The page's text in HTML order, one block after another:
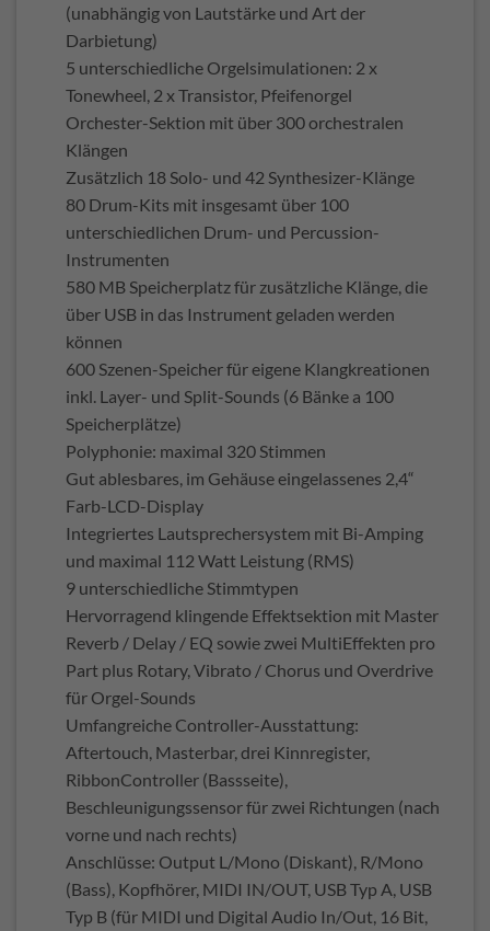
(unabhängig von Lautstärke und Art der
Darbietung)
5 unterschiedliche Orgelsimulationen: 2 x
Tonewheel, 2 x Transistor, Pfeifenorgel
Orchester-Sektion mit über 300 orchestralen
Klängen
Zusätzlich 18 Solo- und 42 Synthesizer-Klänge
80 Drum-Kits mit insgesamt über 100
unterschiedlichen Drum- und Percussion-
Instrumenten
580 MB Speicherplatz für zusätzliche Klänge, die
über USB in das Instrument geladen werden
können
600 Szenen-Speicher für eigene Klangkreationen
inkl. Layer- und Split-Sounds (6 Bänke a 100
Speicherplätze)
Polyphonie: maximal 320 Stimmen
Gut ablesbares, im Gehäuse eingelassenes 2,4“
Farb-LCD-Display
Integriertes Lautsprechersystem mit Bi-Amping
und maximal 112 Watt Leistung (RMS)
9 unterschiedliche Stimmtypen
Hervorragend klingende Effektsektion mit Master
Reverb / Delay / EQ sowie zwei MultiEffekten pro
Part plus Rotary, Vibrato / Chorus und Overdrive
für Orgel-Sounds
Umfangreiche Controller-Ausstattung:
Aftertouch, Masterbar, drei Kinnregister,
RibbonController (Bassseite),
Beschleunigungssensor für zwei Richtungen (nach
vorne und nach rechts)
Anschlüsse: Output L/Mono (Diskant), R/Mono
(Bass), Kopfhörer, MIDI IN/OUT, USB Typ A, USB
Typ B (für MIDI und Digital Audio In/Out, 16 Bit,